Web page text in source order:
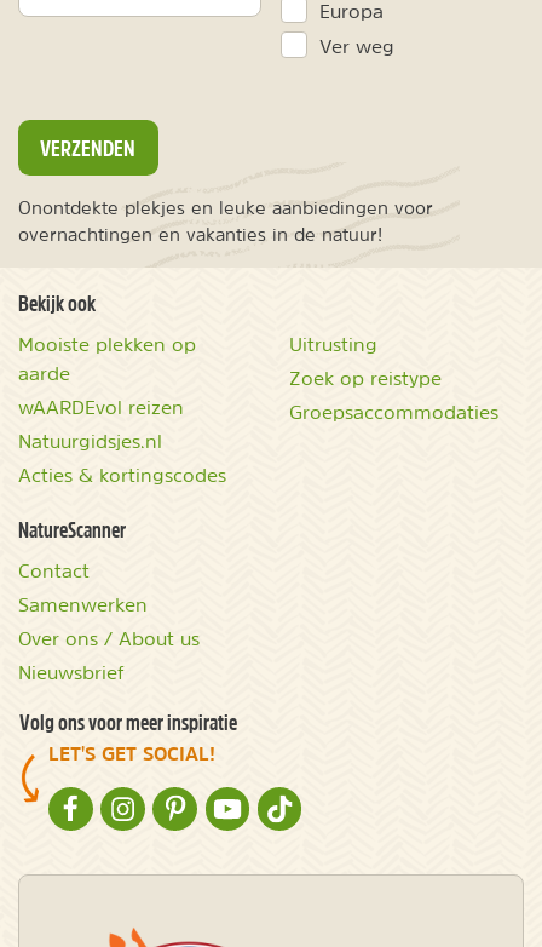
Europa
Ver weg
VERZENDEN
Onontdekte plekjes en leuke aanbiedingen voor
overnachtingen en vakanties in de natuur!
Bekijk ook
Mooiste plekken op
aarde
wAARDEvol reizen
Natuurgidsjes.nl
Acties & kortingscodes
Uitrusting
Zoek op reistype
Groepsaccommodaties
NatureScanner
Contact
Samenwerken
Over ons / About us
Nieuwsbrief
Volg ons voor meer inspiratie
LET'S GET SOCIAL!
NATURESCANNER OP FACEBOOK
NATURESCANNER OP INSTAGRAM
NATURESCANNER OP PINTEREST
NATURESCANNER OP YOUTUBE
NATURESCANNER OP TIKTOK